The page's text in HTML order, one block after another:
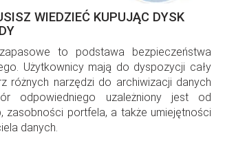
WIEDZIEĆ KUPUJĄC DYSK
to podstawa bezpieczeństwa
Użytkownicy mają do dyspozycji cały
różnych narzędzi do archiwizacji danych
odpowiedniego uzależniony jest od
zasobności portfela, a także umiejętności
danych.